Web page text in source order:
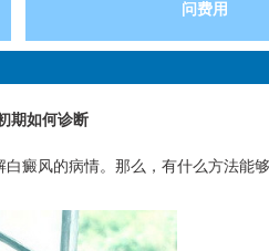
问费用
期如何诊断
癜风的病情。那么，有什么方法能